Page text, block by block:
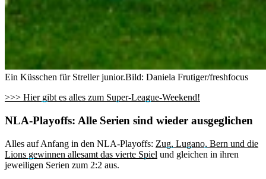
Ein Küsschen für Streller junior.Bild: Daniela Frutiger/freshfocus
>>> Hier gibt es alles zum Super-League-Weekend!
NLA-Playoffs: Alle Serien sind wieder ausgeglichen
Alles auf Anfang in den NLA-Playoffs: Zug, Lugano, Bern und die
Lions gewinnen allesamt das vierte Spiel und gleichen in ihren
jeweiligen Serien zum 2:2 aus.